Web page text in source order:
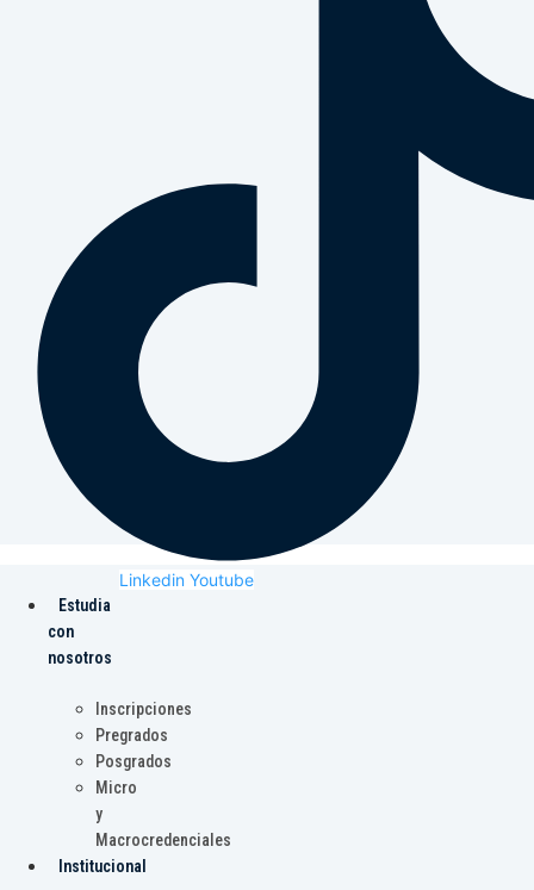
Linkedin Youtube
Estudia
con
nosotros
Inscripciones
Pregrados
Posgrados
Micro
y
Macrocredenciales
Institucional